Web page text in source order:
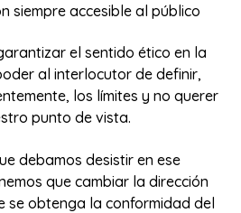
siempre accesible al público
el sentido ético en la
al interlocutor de definir,
los límites y no querer
punto de vista.
debamos desistir en ese
que cambiar la dirección
se obtenga la conformidad del